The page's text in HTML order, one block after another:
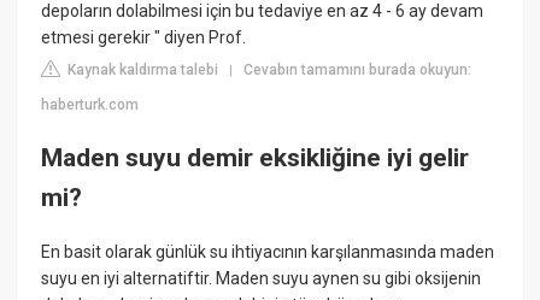
depoların dolabilmesi için bu tedaviye en az 4 - 6 ay devam
etmesi gerekir " diyen Prof.
Kaynak kaldırma talebi |Cevabın tamamını burada okuyun:
haberturk.com
Maden suyu demir eksikliğine iyi gelir
mi?
En basit olarak günlük su ihtiyacının karşılanmasında maden
suyu en iyi alternatiftir. Maden suyu aynen su gibi oksijenin